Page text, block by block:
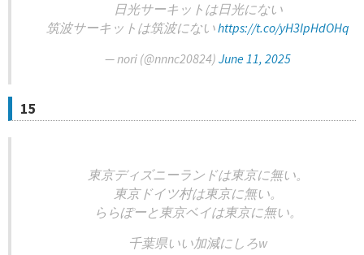
日光サーキットは日光にない
筑波サーキットは筑波にないhttps://t.co/yH3IpHdOHq
— nori (@nnnc20824) June 11, 2025
15
東京ディズニーランドは東京に無い。
東京ドイツ村は東京に無い。
ららぽーと東京ベイは東京に無い。
千葉県いい加減にしろw